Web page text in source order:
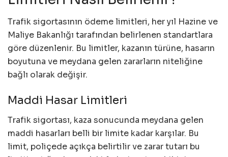
Trafik sigortasının ödeme limitleri, her yıl Hazine ve
Maliye Bakanlığı tarafından belirlenen standartlara
göre düzenlenir. Bu limitler, kazanın türüne, hasarın
boyutuna ve meydana gelen zararların niteliğine
bağlı olarak değişir.
Maddi Hasar Limitleri
Trafik sigortası, kaza sonucunda meydana gelen
maddi hasarları belli bir limite kadar karşılar. Bu
limit, poliçede açıkça belirtilir ve zarar tutarı bu